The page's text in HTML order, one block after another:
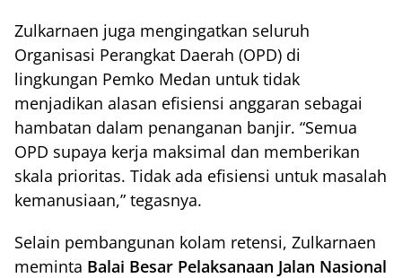
Zulkarnaen juga mengingatkan seluruh
Organisasi Perangkat Daerah (OPD) di
lingkungan Pemko Medan untuk tidak
menjadikan alasan efisiensi anggaran sebagai
hambatan dalam penanganan banjir. “Semua
OPD supaya kerja maksimal dan memberikan
skala prioritas. Tidak ada efisiensi untuk masalah
kemanusiaan,” tegasnya.
Selain pembangunan kolam retensi, Zulkarnaen
meminta Balai Besar Pelaksanaan Jalan Nasional